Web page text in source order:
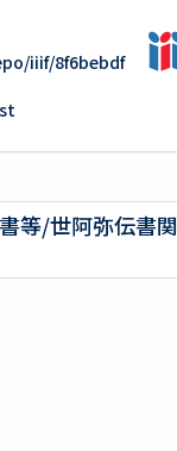
iiif/8f6bebdf
等/世阿弥伝書関